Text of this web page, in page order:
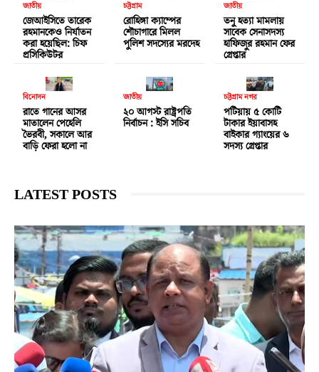
জাতীয়
জেআইসিতে তারেক
রহমানকেও নির্যাতন
করা হয়েছিল: চিফ
প্রসিকিউটর
চট্টগ্রাম
রোহিঙ্গা ক্যাম্পের
শৌচাগারে মিলল
পুলিশ সদস্যের মরদেহ
জাতীয়
তনু হত্যা মামলায়
সাবেক সেনাসদস্য
হাফিজুর রহমান ফের
গ্রেপ্তার
বিনোদন
রাতে গানের আসর
মাতালেন পেহেলি
ভৈরবী, সকালে আর
বাড়ি ফেরা হলো না
জাতীয়
২০ আগস্ট রাষ্ট্রপতি
নির্বাচন : ইসি সচিব
চট্টগ্রাম নগর
পটিয়ায় ৫ কোটি
টাকার ইয়াবাসহ
বাইকার গ্যাংয়ের ৬
সদস্য গ্রেপ্তার
LATEST POSTS